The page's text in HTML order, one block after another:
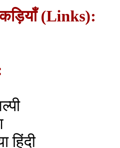
(Links):
हिंदी